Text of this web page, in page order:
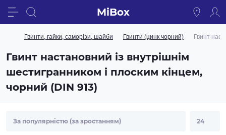
MiBox
Гвинти, гайки, саморізи, шайби Гвинти (цинк чорний) Гвинт
Гвинт настановний із внутрішнім
шестигранником і плоским кінцем,
чорний (DIN 913)